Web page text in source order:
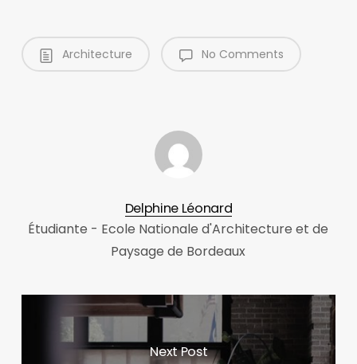
Architecture No Comments
Delphine Léonard
Étudiante - Ecole Nationale d'Architecture et de
Paysage de Bordeaux
Next Post